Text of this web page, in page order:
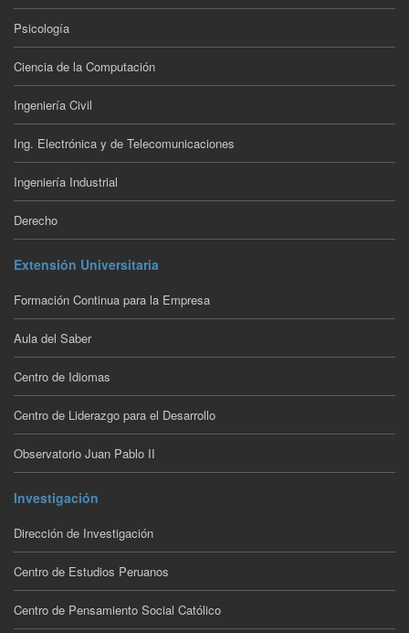
Psicología
Ciencia de la Computación
Ingeniería Civil
Ing. Electrónica y de Telecomunicaciones
Ingeniería Industrial
Derecho
Extensión Universitaria
Formación Continua para la Empresa
Aula del Saber
Centro de Idiomas
Centro de Liderazgo para el Desarrollo
Observatorio Juan Pablo II
Investigación
Dirección de Investigación
Centro de Estudios Peruanos
Centro de Pensamiento Social Católico